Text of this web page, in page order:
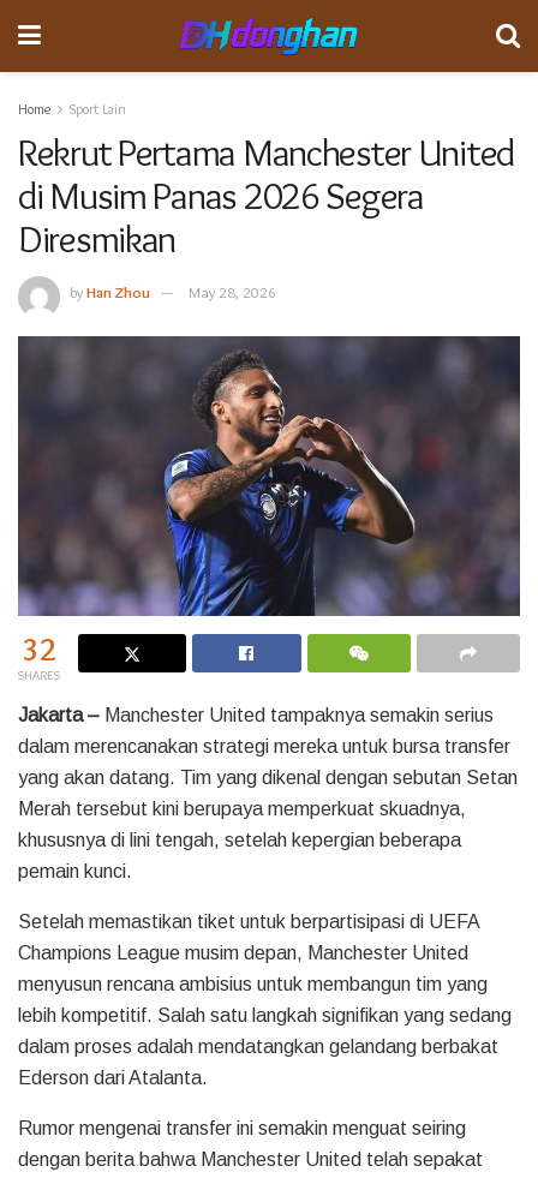
Home Sport Lain
Rekrut Pertama Manchester United
di Musim Panas 2026 Segera
Diresmikan
byHan Zhou May 28, 2026
32
SHARES
Jakarta – Manchester United tampaknya semakin serius
dalam merencanakan strategi mereka untuk bursa transfer
yang akan datang. Tim yang dikenal dengan sebutan Setan
Merah tersebut kini berupaya memperkuat skuadnya,
khususnya di lini tengah, setelah kepergian beberapa
pemain kunci.
Setelah memastikan tiket untuk berpartisipasi di UEFA
Champions League musim depan, Manchester United
menyusun rencana ambisius untuk membangun tim yang
lebih kompetitif. Salah satu langkah signifikan yang sedang
dalam proses adalah mendatangkan gelandang berbakat
Ederson dari Atalanta.
Rumor mengenai transfer ini semakin menguat seiring
dengan berita bahwa Manchester United telah sepakat